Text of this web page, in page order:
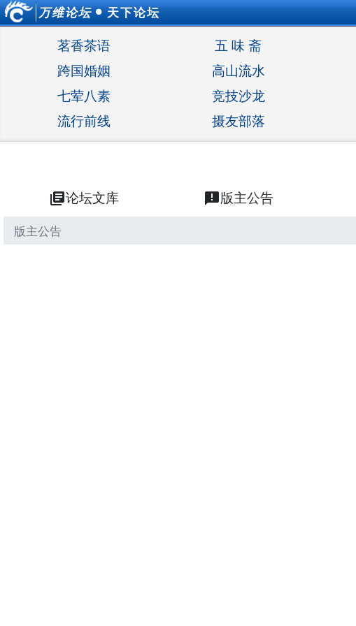
万维论坛 ● 天下论坛
茗香茶语 五 味 斋
跨国婚姻
高山流水
七荤八素
竞技沙龙
流行前线
摄友部落
library_books论坛文库 announcement版主公告
版主公告